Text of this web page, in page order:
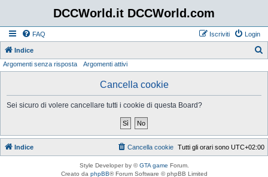
DCCWorld.it DCCWorld.com
FAQ Login
Iscriviti
Indice
Argomenti senza risposta Argomenti attivi
Cancella cookie
Sei sicuro di volere cancellare tutti i cookie di questa Board?
Indice Tutti gli orari sono UTC+02:00
Cancella cookie
Style Developer by ©GTA game Forum.
Creato da phpBB® Forum Software © phpBB Limited